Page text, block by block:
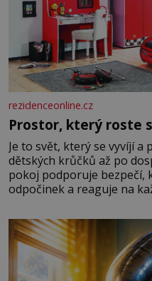
rezidenceonline.cz
Prostor, který roste
Je to svět, který se vyvíjí a
dětských krůčků až po
pokoj podporuje bezpečí,
odpočinek a reaguje na
měkkost a bezpečí, proto
především klidně a útulně.